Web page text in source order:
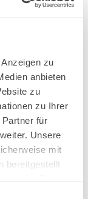
zu
anbieten
zu
zu Ihrer
für
Unsere
mit
bereitgestellt
der Dienste